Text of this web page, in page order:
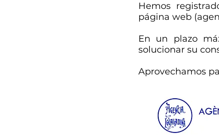
Hemos
página web
En un plazo
solucionar su
Aprovechamos